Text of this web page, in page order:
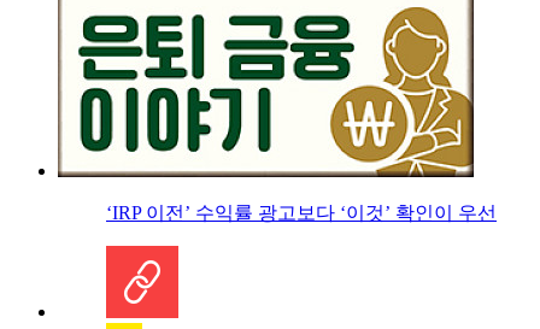
‘IRP 이전’ 수익률 광고보다 ‘이것’ 확인이 우선